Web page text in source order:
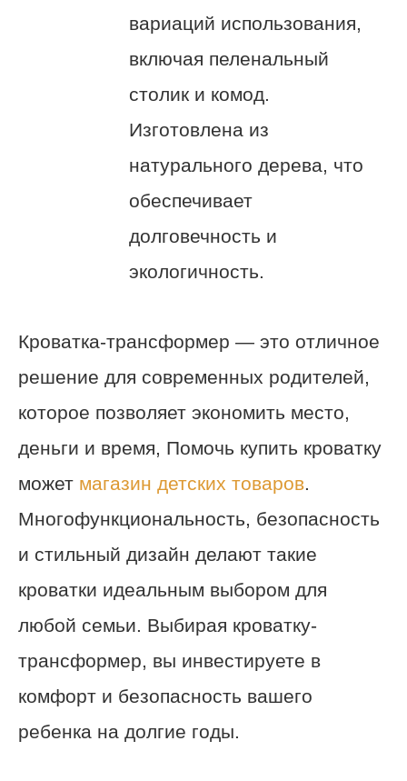
вариаций использования,
включая пеленальный
столик и комод.
Изготовлена из
натурального дерева, что
обеспечивает
долговечность и
экологичность.
Кроватка-трансформер — это отличное
решение для современных родителей,
которое позволяет экономить место,
деньги и время, Помочь купить кроватку
может магазин детских товаров.
Многофункциональность, безопасность
и стильный дизайн делают такие
кроватки идеальным выбором для
любой семьи. Выбирая кроватку-
трансформер, вы инвестируете в
комфорт и безопасность вашего
ребенка на долгие годы.